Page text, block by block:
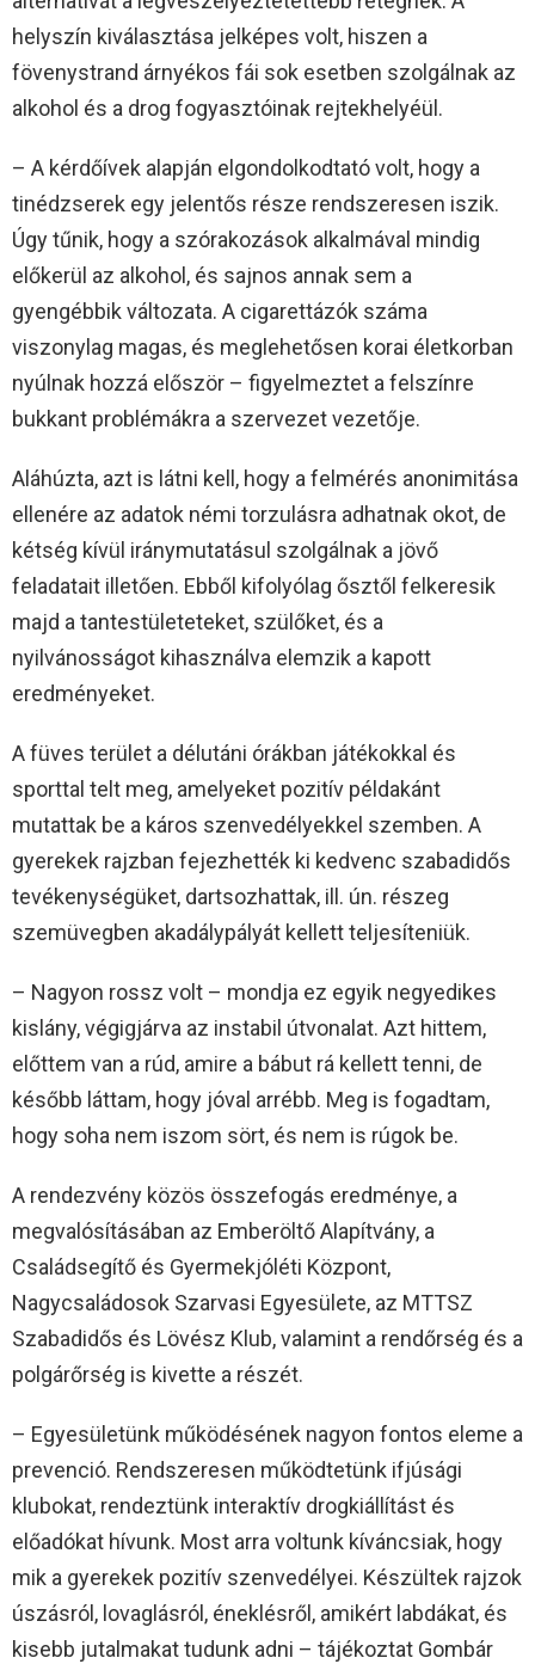
helyszín kiválasztása jelképes volt, hiszen a
fövenystrand árnyékos fái sok esetben szolgálnak az
alkohol és a drog fogyasztóinak rejtekhelyéül.
– A kérdőívek alapján elgondolkodtató volt, hogy a
tinédzserek egy jelentős része rendszeresen iszik.
Úgy tűnik, hogy a szórakozások alkalmával mindig
előkerül az alkohol, és sajnos annak sem a
gyengébbik változata. A cigarettázók száma
viszonylag magas, és meglehetősen korai életkorban
nyúlnak hozzá először – figyelmeztet a felszínre
bukkant problémákra a szervezet vezetője.
Aláhúzta, azt is látni kell, hogy a felmérés anonimitása
ellenére az adatok némi torzulásra adhatnak okot, de
kétség kívül iránymutatásul szolgálnak a jövő
feladatait illetően. Ebből kifolyólag ősztől felkeresik
majd a tantestületeteket, szülőket, és a
nyilvánosságot kihasználva elemzik a kapott
eredményeket.
A füves terület a délutáni órákban játékokkal és
sporttal telt meg, amelyeket pozitív példakánt
mutattak be a káros szenvedélyekkel szemben. A
gyerekek rajzban fejezhették ki kedvenc szabadidős
tevékenységüket, dartsozhattak, ill. ún. részeg
szemüvegben akadálypályát kellett teljesíteniük.
– Nagyon rossz volt – mondja ez egyik negyedikes
kislány, végigjárva az instabil útvonalat. Azt hittem,
előttem van a rúd, amire a bábut rá kellett tenni, de
később láttam, hogy jóval arrébb. Meg is fogadtam,
hogy soha nem iszom sört, és nem is rúgok be.
A rendezvény közös összefogás eredménye, a
megvalósításában az Emberöltő Alapítvány, a
Családsegítő és Gyermekjóléti Központ,
Nagycsaládosok Szarvasi Egyesülete, az MTTSZ
Szabadidős és Lövész Klub, valamint a rendőrség és a
polgárőrség is kivette a részét.
– Egyesületünk működésének nagyon fontos eleme a
prevenció. Rendszeresen működtetünk ifjúsági
klubokat, rendeztünk interaktív drogkiállítást és
előadókat hívunk. Most arra voltunk kíváncsiak, hogy
mik a gyerekek pozitív szenvedélyei. Készültek rajzok
úszásról, lovaglásról, éneklésről, amikért labdákat, és
kisebb jutalmakat tudunk adni – tájékoztat Gombár